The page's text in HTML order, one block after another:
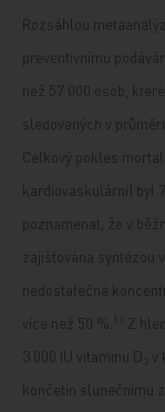
Rozsáhlou
preventivnímu
než 57 000 osob,
sledovaných v
Celkový pokles
kardiovaskulární) byl
poznamenat, že v
zajišťována syntézou
nedostatečná
více než 50 %.
Z
3 000 IU vitaminu D 3 v
končetin slunečnímu